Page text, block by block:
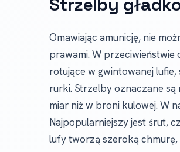
Omawiając amunicję, nie
prawami. W
rotujące w gwintowanej
rurki. Strzelby oznaczane są
miar niż w broni kulowej. W
Najpopularniejszy jest śrut,
lufy tworzą szeroką chmurę,